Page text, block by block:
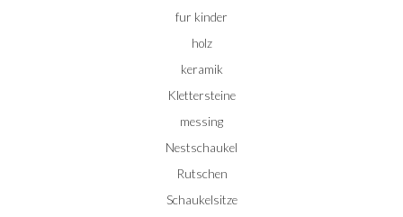
fur kinder
holz
keramik
Klettersteine
messing
Nestschaukel
Rutschen
Schaukelsitze